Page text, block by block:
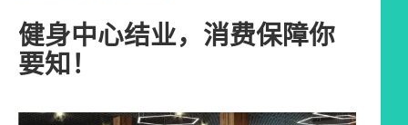
健身中心结业，消费保障你
要知！